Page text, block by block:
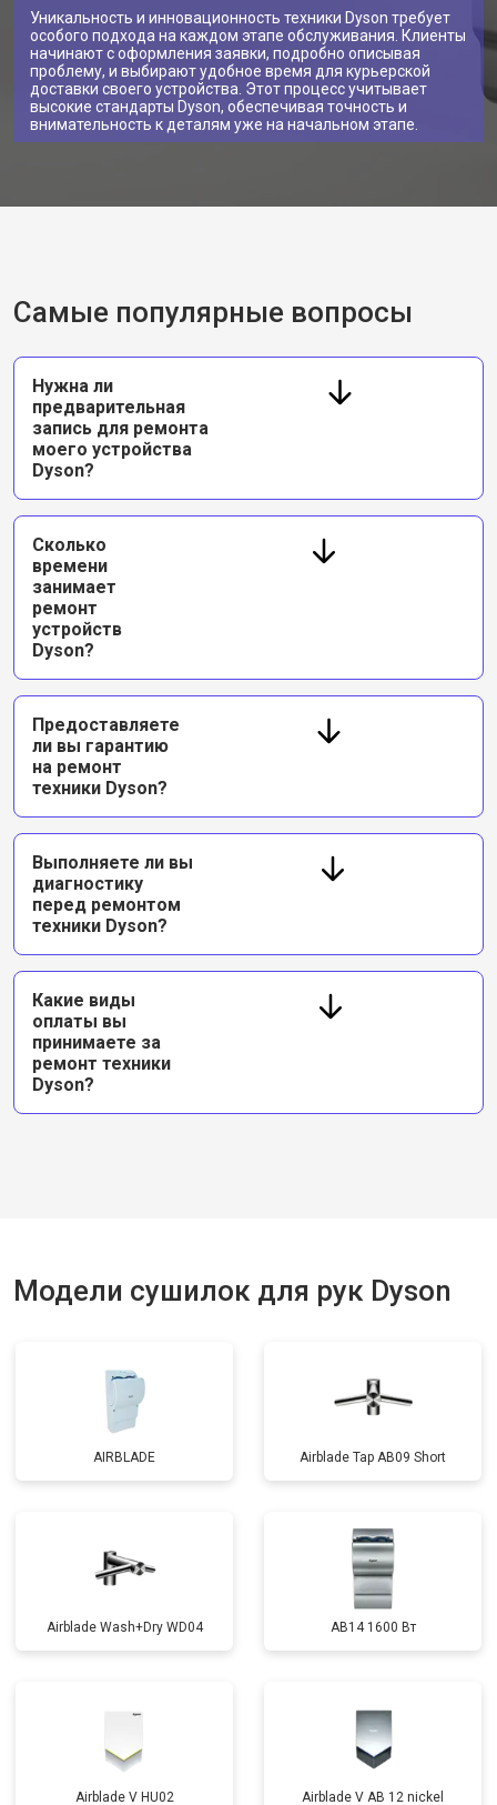
Уникальность и инновационность техники Dyson требует
особого подхода на каждом этапе обслуживания. Клиенты
начинают с оформления заявки, подробно описывая
проблему, и выбирают удобное время для курьерской
доставки своего устройства. Этот процесс учитывает
высокие стандарты Dyson, обеспечивая точность и
внимательность к деталям уже на начальном этапе.
Самые популярные вопросы
Нужна ли
предварительная
запись для ремонта
моего устройства
Dyson?
Сколько
времени
занимает
ремонт
устройств
Dyson?
Предоставляете
ли вы гарантию
на ремонт
техники Dyson?
Выполняете ли вы
диагностику
перед ремонтом
техники Dyson?
Какие виды
оплаты вы
принимаете за
ремонт техники
Dyson?
Модели сушилок для рук Dyson
AIRBLADE Airblade Tap AB09 Short
Airblade Wash+Dry WD04 AB14 1600 Вт
Airblade V HU02 Airblade V AB 12 nickel